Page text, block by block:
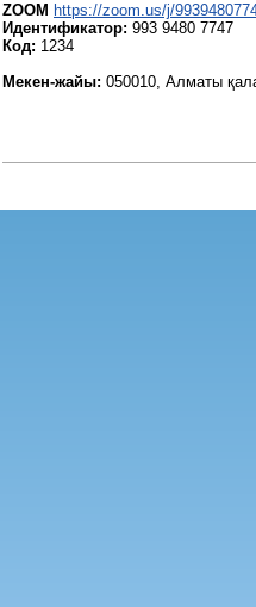
ZOOM https://zoom.us/j/
Идентификатор: 993 9480 7747
Код: 1234
Мекен-жайы: 050010, Алматы